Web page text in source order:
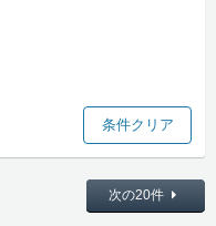
条件クリア
次の20件